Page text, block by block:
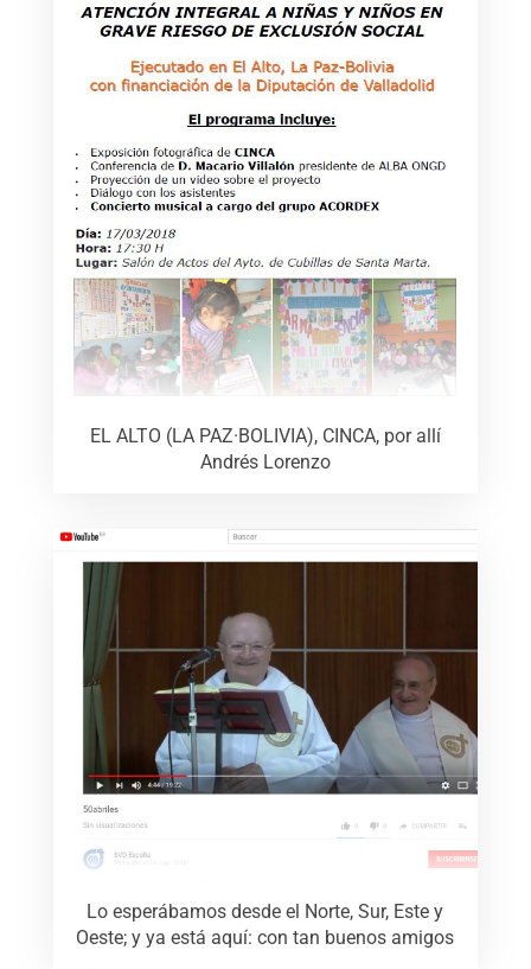
EL ALTO (LA PAZ·BOLIVIA), CINCA, por allí
Andrés Lorenzo
Lo esperábamos desde el Norte, Sur, Este y
Oeste; y ya está aquí: con tan buenos amigos